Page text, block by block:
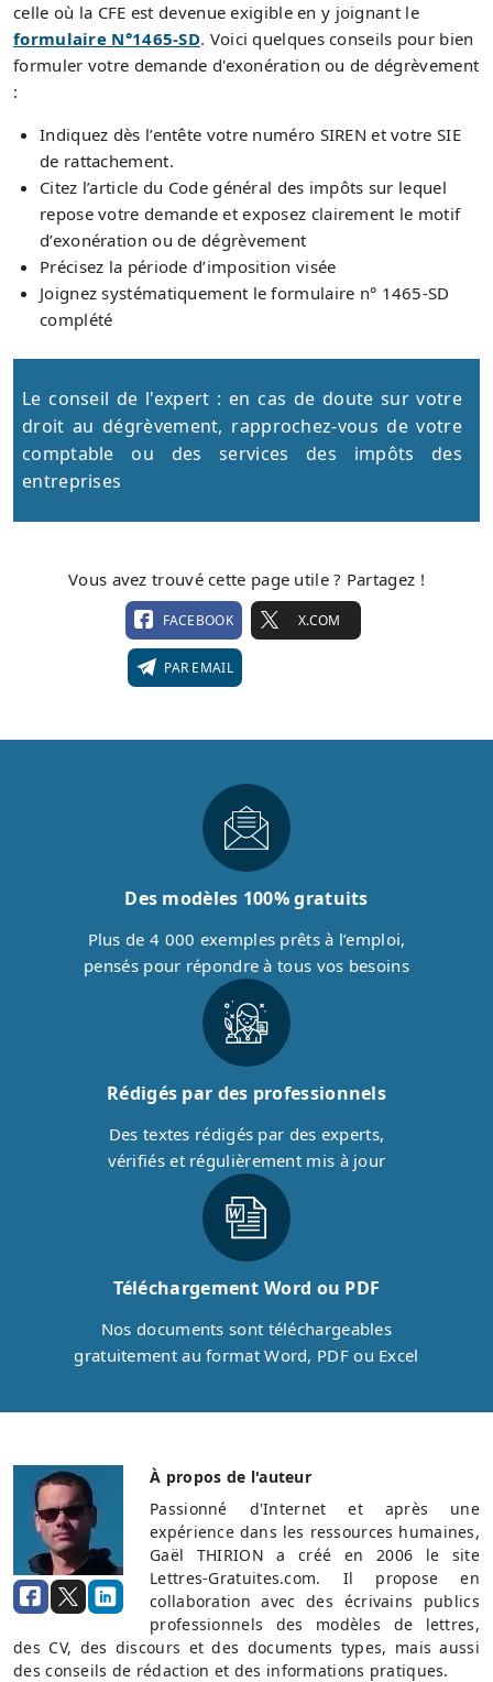
celle où la CFE est devenue exigible en y joignant le
formulaire N°1465-SD. Voici quelques conseils pour bien
formuler votre demande d'exonération ou de dégrèvement
:
Indiquez dès l’entête votre numéro SIREN et votre SIE
de rattachement.
Citez l’article du Code général des impôts sur lequel
repose votre demande et exposez clairement le motif
d’exonération ou de dégrèvement
Précisez la période d’imposition visée
Joignez systématiquement le formulaire n° 1465‑SD
complété
Le conseil de l'expert : en cas de doute sur votre
droit au dégrèvement, rapprochez-vous de votre
comptable ou des services des impôts des
entreprises
Vous avez trouvé cette page utile ? Partagez !
FACEBOOK X.COM
PAR EMAIL
Des modèles 100% gratuits
Plus de 4 000 exemples prêts à l’emploi,
pensés pour répondre à tous vos besoins
Rédigés par des professionnels
Des textes rédigés par des experts,
vérifiés et régulièrement mis à jour
Téléchargement Word ou PDF
Nos documents sont téléchargeables
gratuitement au format Word, PDF ou Excel
À propos de l'auteur
Passionné d'Internet et après une
expérience dans les ressources humaines,
Gaël THIRION a créé en 2006 le site
Lettres-Gratuites.com. Il propose en
collaboration avec des écrivains publics
professionnels des modèles de lettres,
des CV, des discours et des documents types, mais aussi
des conseils de rédaction et des informations pratiques.